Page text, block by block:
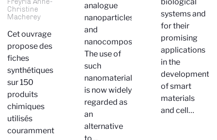
Christine
Macherey
Cet ouvrage
propose des
fiches
synthétiques
sur 150
produits
chimiques
utilisés
couramment
analogue
nanoparticles
and
nanocomposites.
The use of
such
nanomaterials
is now widely
regarded as
an
alternative
systems and
for their
promising
applications
in the
development
of smart
materials
and cell…